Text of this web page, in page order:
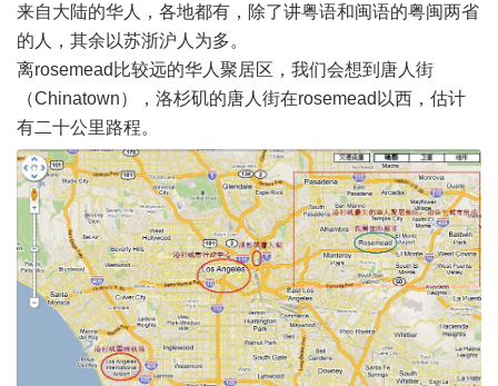
来自大陆的华人，各地都有，除了讲粤语和闽语的粤闽两省
的人，其余以苏浙沪人为多。
离rosemead比较远的华人聚居区，我们会想到唐人街
（Chinatown），洛杉矶的唐人街在rosemead以西，估计
有二十公里路程。